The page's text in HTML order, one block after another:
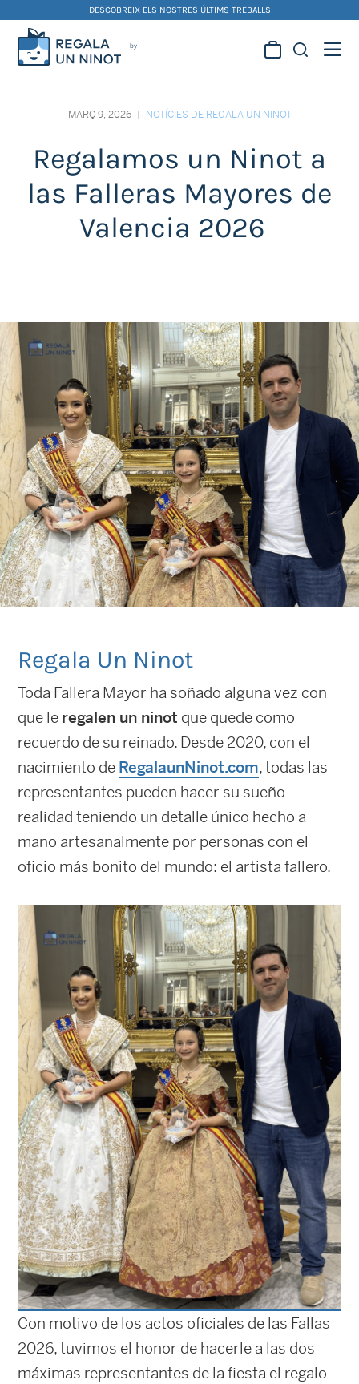
content
DESCOBREIX ELS NOSTRES ÚLTIMS TREBALLS
foguerersMARÇ 9, 2026 | NOTÍCIES DE REGALA UN NINOT
Regalamos un Ninot a
las Falleras Mayores de
Valencia 2026
Regala Un Ninot
Toda Fallera Mayor ha soñado alguna vez con
que le regalen un ninot que quede como
recuerdo de su reinado. Desde 2020, con el
nacimiento de RegalaunNinot.com, todas las
representantes pueden hacer su sueño
realidad teniendo un detalle único hecho a
mano artesanalmente por personas con el
oficio más bonito del mundo: el artista fallero.
Con motivo de los actos oficiales de las Fallas
2026, tuvimos el honor de hacerle a las dos
máximas representantes de la fiesta el regalo